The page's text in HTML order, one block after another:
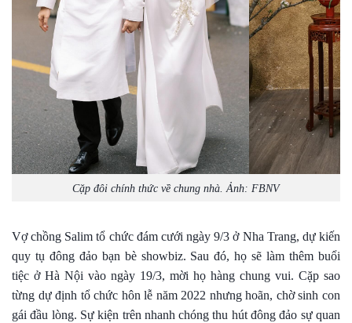
Cặp đôi chính thức về chung nhà. Ảnh: FBNV
Vợ chồng Salim tổ chức đám cưới ngày 9/3 ở Nha Trang, dự kiến
quy tụ đông đảo bạn bè showbiz. Sau đó, họ sẽ làm thêm buổi
tiệc ở Hà Nội vào ngày 19/3, mời họ hàng chung vui. Cặp sao
từng dự định tổ chức hôn lễ năm 2022 nhưng hoãn, chờ sinh con
gái đầu lòng. Sự kiện trên nhanh chóng thu hút đông đảo sự quan